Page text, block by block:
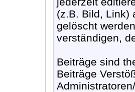
(z.B. Bild, Link)
gelöscht
verständigen,
Beiträge sind
Beiträge